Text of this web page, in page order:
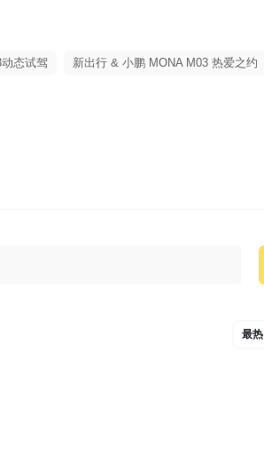
态试驾 新出行 & 小鹏 MONA M03 热爱之约
最热